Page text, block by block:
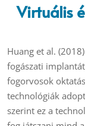
Virtuális
Huang et al.
fogászati
fogorvosok
technológiák
szerint ez a